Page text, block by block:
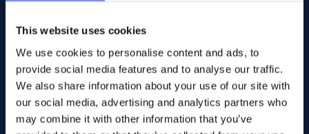
This website uses cookies
We use cookies to personalise content and ads, to
provide social media features and to analyse our traffic.
We also share information about your use of our site with
our social media, advertising and analytics partners who
may combine it with other information that you’ve
Din besked